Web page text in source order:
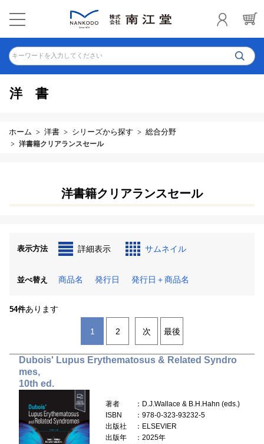
キーワードを入力してください
洋書
ホーム 洋書 シリーズから探す 総合分野
洋書籍クリアランスセール
洋書籍クリアランスセール
表示方法 詳細表示 サムネイル
並べ替え 商品名 発行日 発行日＋商品名
54件あります
1 2 次 最後
Dubois' Lupus Erythematosus & Related Syndro
mes,
10th ed.
著者
：D.J.Wallace & B.H.Hahn (eds.)
ISBN
：978-0-323-93232-5
出版社
：ELSEVIER
出版年
：2025年